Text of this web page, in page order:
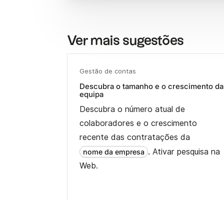
Ver mais sugestões
Gestão de contas
Descubra o tamanho e o crescimento da
equipa
Descubra o número atual de
colaboradores e o crescimento
recente das contratações da
nome da empresa . Ativar pesquisa na
Web.